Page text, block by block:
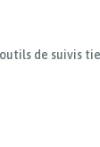
de suivis